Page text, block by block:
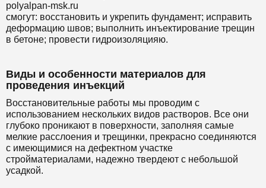
polyalpan-msk.ru
смогут: восстановить и укрепить фундамент; исправить
деформацию швов; выполнить инъектирование трещин
в бетоне; провести гидроизоляцияю.
Виды и особенности материалов для
проведения инъекций
Восстановительные работы мы проводим с
использованием нескольких видов растворов. Все они
глубоко проникают в поверхности, заполняя самые
мелкие расслоения и трещинки, прекрасно соединяются
с имеющимися на дефектном участке
стройматериалами, надежно твердеют с небольшой
усадкой.